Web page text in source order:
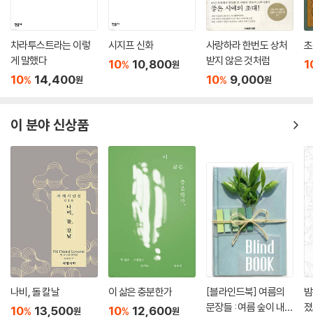
차라투스트라는 이렇
게 말했다
10% 14,400원
시지프 신화
10% 10,800원
사랑하라 한번도 상처
받지 않은 것처럼
10% 9,000원
이 분야 신상품
나비, 돌 칼날
10% 13,500원
이 삶은 충분한가
10% 12,600원
[블라인드북] 여름의
문장들 : 여름 숲이 내뿜